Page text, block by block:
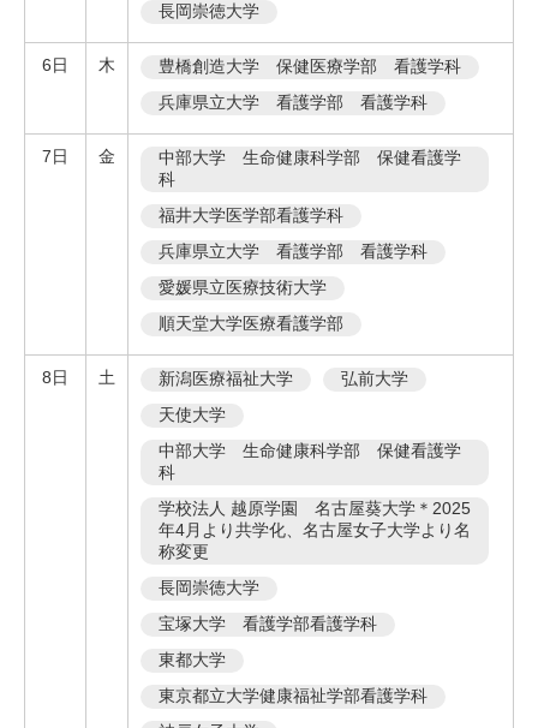
長岡崇徳大学
6日 木
豊橋創造大学 保健医療学部 看護学科
兵庫県立大学 看護学部 看護学科
7日 金
中部大学 生命健康科学部 保健看護学
科
福井大学医学部看護学科
兵庫県立大学 看護学部 看護学科
愛媛県立医療技術大学
順天堂大学医療看護学部
8日 土 新潟医療福祉大学
弘前大学
天使大学
中部大学 生命健康科学部 保健看護学
科
学校法人 越原学園 名古屋葵大学＊2025
年4月より共学化、名古屋女子大学より名
称変更
長岡崇徳大学
宝塚大学 看護学部看護学科
東都大学
東京都立大学健康福祉学部看護学科